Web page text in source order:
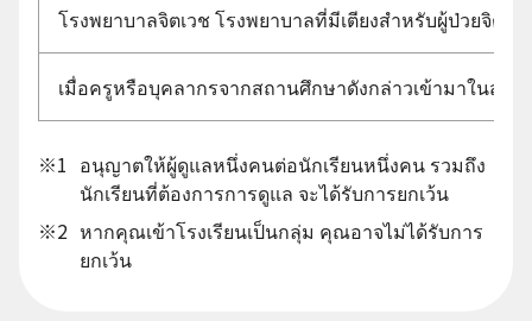
โรงพยาบาลจิตเวช โรงพยาบาลที่มีเตียงสำหรับผู้ป่วยจิตเ
เมื่อครูหรือบุคลากรจากสถานศึกษาดังกล่าวเข้ามาในสถ
※1 อนุญาตให้ผู้ดูแลหนึ่งคนต่อนักเรียนหนึ่งคน รวมถึง
นักเรียนที่ต้องการการดูแล จะได้รับการยกเว้น
※2 หากคุณเข้าโรงเรียนเป็นกลุ่ม คุณอาจไม่ได้รับการ
ยกเว้น